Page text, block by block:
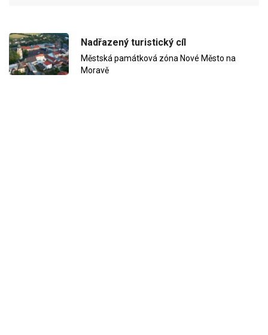
Nadřazený turistický cíl
Městská památková zóna Nové Město na
Moravě